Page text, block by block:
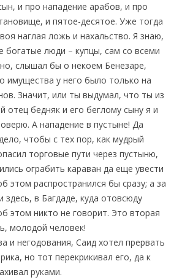
и про нападение арабов, и про
и пятое-десятое. Уже тогда
наглая ложь и нахальство. Я знаю,
богатые люди – купцы, сам со всеми
слышал бы о некоем Бенезаре,
имущества у него было только на
Значит, или ты выдумал, что ты из
отец бедняк и его беглому сыну я и
А нападение в пустыне! Да
чтобы с тех пор, как мудрый
торговые пути через пустыню,
ограбить караван да еще увести
этом распространился бы сразу; а за
здесь, в Багдаде, куда отовсюду
этом никто не говорит. Это вторая
молодой человек!
и негодования, Саид хотел прервать
но тот перекрикивал его, да к
руками.